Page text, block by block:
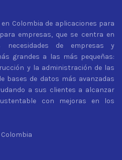
en Colombia de aplicaciones para
empresas, que se centra en
de empresas y
grandes a las más pequeñas:
y la administración de las
bases de datos más avanzadas
a sus clientes a alcanzar
con mejoras en los
Colombia